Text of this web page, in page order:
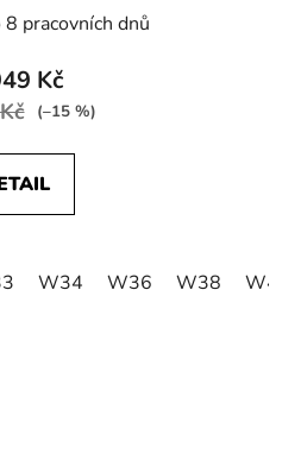
pracovních dnů
Kč
(–15 %)
W34 W36 W38